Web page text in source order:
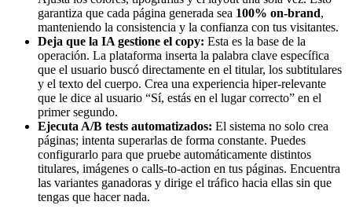
garantiza que cada página generada sea 100% on-brand,
manteniendo la consistencia y la confianza con tus visitantes.
Deja que la IA gestione el copy: Esta es la base de la
operación. La plataforma inserta la palabra clave específica
que el usuario buscó directamente en el titular, los subtitulares
y el texto del cuerpo. Crea una experiencia hiper-relevante
que le dice al usuario “Sí, estás en el lugar correcto” en el
primer segundo.
Ejecuta A/B tests automatizados: El sistema no solo crea
páginas; intenta superarlas de forma constante. Puedes
configurarlo para que pruebe automáticamente distintos
titulares, imágenes o calls-to-action en tus páginas. Encuentra
las variantes ganadoras y dirige el tráfico hacia ellas sin que
tengas que hacer nada.